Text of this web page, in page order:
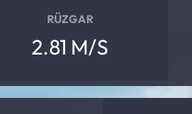
RÜZGAR
2.81 M/S